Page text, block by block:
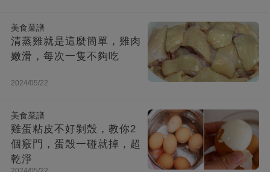
美食菜譜
清蒸雞就是這麼簡單，雞肉
嫩滑，每次一隻不夠吃
2024/05/22
美食菜譜
雞蛋粘皮不好剝殼，教你2
個竅門，蛋殼一碰就掉，超
乾淨